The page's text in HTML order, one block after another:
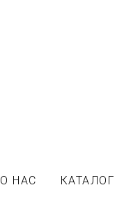
О НАС КАТАЛОГ